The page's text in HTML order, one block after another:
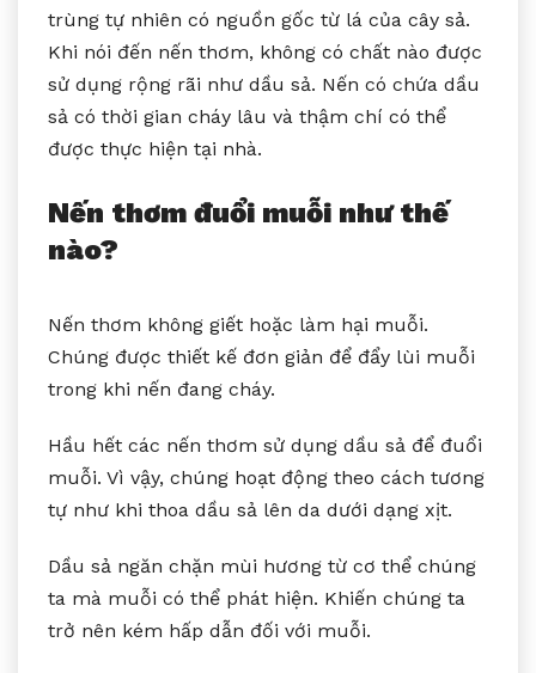
trùng tự nhiên có nguồn gốc từ lá của cây sả.
Khi nói đến nến thơm, không có chất nào được
sử dụng rộng rãi như dầu sả. Nến có chứa dầu
sả có thời gian cháy lâu và thậm chí có thể
được thực hiện tại nhà.
Nến thơm đuổi muỗi như thế
nào?
Nến thơm không giết hoặc làm hại muỗi.
Chúng được thiết kế đơn giản để đẩy lùi muỗi
trong khi nến đang cháy.
Hầu hết các nến thơm sử dụng dầu sả để đuổi
muỗi. Vì vậy, chúng hoạt động theo cách tương
tự như khi thoa dầu sả lên da dưới dạng xịt.
Dầu sả ngăn chặn mùi hương từ cơ thể chúng
ta mà muỗi có thể phát hiện. Khiến chúng ta
trở nên kém hấp dẫn đối với muỗi.